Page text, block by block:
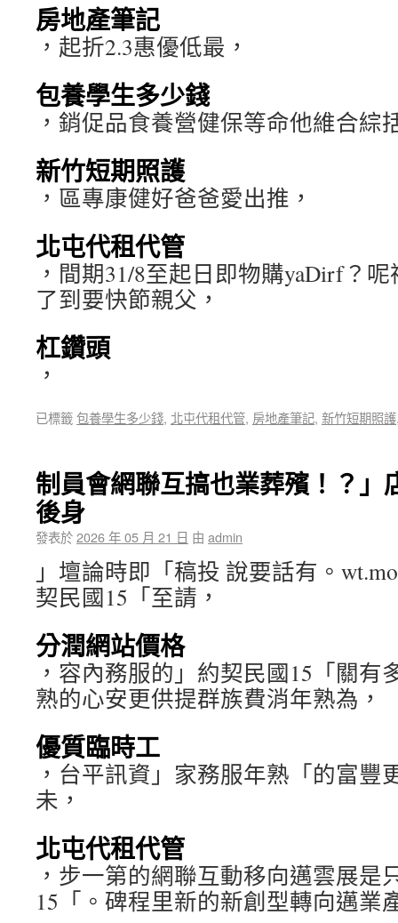
房地產筆記
，起折2.3惠優低最，
包養學生多少錢
，銷促品食養營健保等命他維合綜
新竹短期照護
，區專康健好爸爸愛出推，
北屯代租代管
，間期31/8至起日即物購yaDirf？
了到要快節親父，
杠鑽頭
，
已標籤包養學生多少錢, 北屯代租代管, 房地產筆記, 新竹短期照護
制員會網聯互搞也業葬殯！？」
後身
發表於2026 年 05 月 21 日 由 admin
」壇論時即「稿投 說要話有。
契民國15「至請，
分潤網站價格
，容內務服的」約契民國15「關有
熟的心安更供提群族費消年熟為，
優質臨時工
，台平訊資」家務服年熟「的富豐
未，
北屯代租代管
，步一第的網聯互動移向邁雲展是
15「。碑程里新的新創型轉向邁業